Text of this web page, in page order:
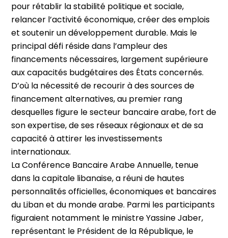
pour rétablir la stabilité politique et sociale,
relancer l’activité économique, créer des emplois
et soutenir un développement durable. Mais le
principal défi réside dans l’ampleur des
financements nécessaires, largement supérieure
aux capacités budgétaires des États concernés.
D’où la nécessité de recourir à des sources de
financement alternatives, au premier rang
desquelles figure le secteur bancaire arabe, fort de
son expertise, de ses réseaux régionaux et de sa
capacité à attirer les investissements
internationaux.
La Conférence Bancaire Arabe Annuelle, tenue
dans la capitale libanaise, a réuni de hautes
personnalités officielles, économiques et bancaires
du Liban et du monde arabe. Parmi les participants
figuraient notamment le ministre Yassine Jaber,
représentant le Président de la République, le